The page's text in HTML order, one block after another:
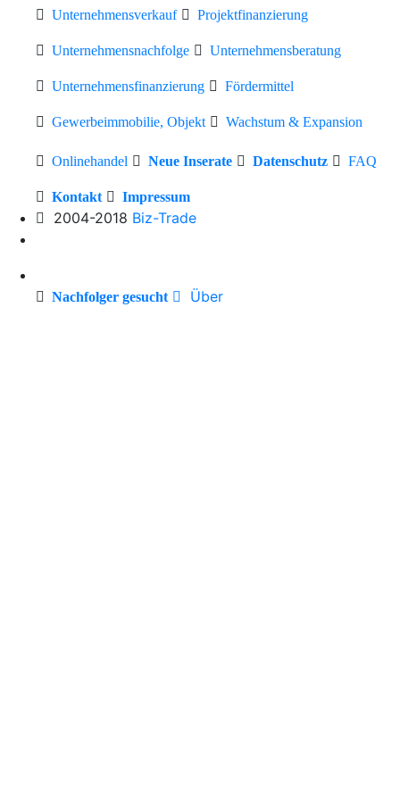
Unternehmensverkauf Projektfinanzierung
Unternehmensnachfolge Unternehmensberatung
Unternehmensfinanzierung Fördermittel
Gewerbeimmobilie, Objekt Wachstum & Expansion
Onlinehandel Neue Inserate Datenschutz FAQ
Kontakt Impressum
2004-2018 Biz-Trade
Nachfolger gesucht Über